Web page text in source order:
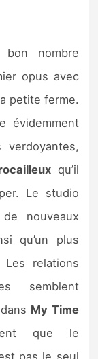
nombre
opus avec
petite ferme.
évidemment
qu’il
Le studio
nouveaux
qu’un plus
Les relations
semblent
My Time
que le
pas le seul